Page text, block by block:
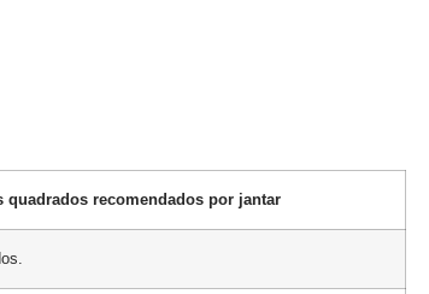
quadrados recomendados por jantar